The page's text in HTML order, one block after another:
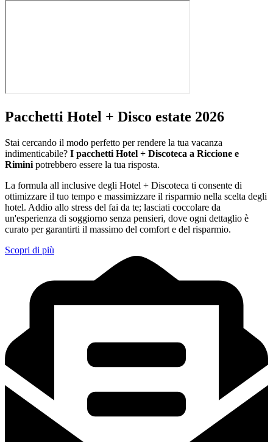
Pacchetti Hotel + Disco estate 2026
Stai cercando il modo perfetto per rendere la tua vacanza
indimenticabile? I pacchetti Hotel + Discoteca a Riccione e
Rimini potrebbero essere la tua risposta.
La formula all inclusive degli Hotel + Discoteca ti consente di
ottimizzare il tuo tempo e massimizzare il risparmio nella scelta degli
hotel. Addio allo stress del fai da te; lasciati coccolare da
un'esperienza di soggiorno senza pensieri, dove ogni dettaglio è
curato per garantirti il massimo del comfort e del risparmio.
Scopri di più